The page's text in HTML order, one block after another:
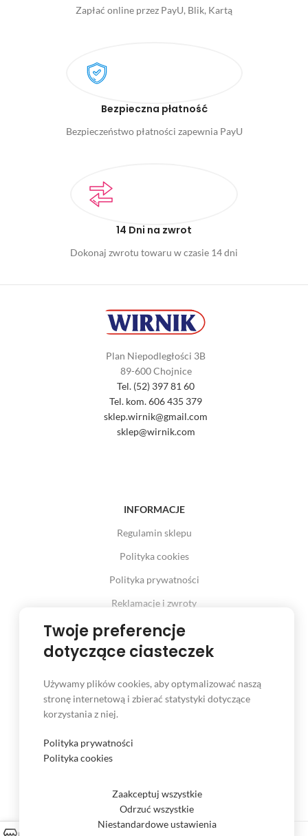
Zapłać online przez PayU, Blik, Kartą
Bezpieczna płatność
Bezpieczeństwo płatności zapewnia PayU
14 Dni na zwrot
Dokonaj zwrotu towaru w czasie 14 dni
Plan Niepodległości 3B
89-600 Chojnice
Tel. (52) 397 81 60
Tel. kom. 606 435 379
sklep.wirnik@gmail.com
sklep@wirnik.com
INFORMACJE
Regulamin sklepu
Polityka cookies
Polityka prywatności
Reklamacje i zwroty
Prawo odstąpienia od umowy
INFORMACJE
Czas i koszt dostawy
Formy płatności
Twoje preferencje
dotyczące ciasteczek
Używamy plików cookies, aby optymalizować naszą
stronę internetową i zbierać statystyki dotyczące
korzystania z niej.
Polityka prywatności
Polityka cookies
Zaakceptuj wszystkie
Odrzuć wszystkie
Niestandardowe ustawienia